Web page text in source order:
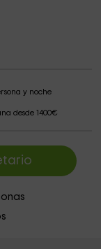
y noche
desde 1400€